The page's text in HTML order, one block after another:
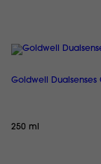
Goldwell
250 ml